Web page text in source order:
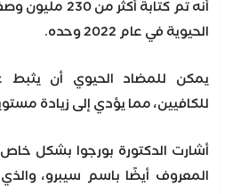
أنه تم كتابة
الحيوية في عام 2022 وحده.
يمكن للمضاد الحيوي أن يثبط
للكافيين، مما يؤدي إلى زيادة
أشارت الدكتورة بورجوا بشكل
المعروف أيضًا باسم سيبرو،